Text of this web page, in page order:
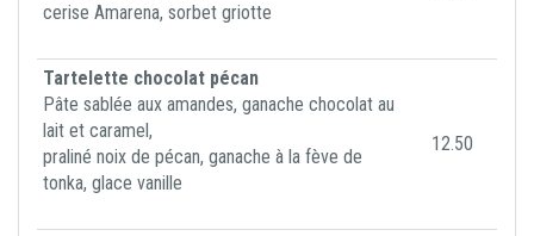
cerise Amarena, sorbet griotte
Tartelette chocolat pécan
Pâte sablée aux amandes, ganache chocolat au
lait et caramel,
praliné noix de pécan, ganache à la fève de
tonka, glace vanille
12.50